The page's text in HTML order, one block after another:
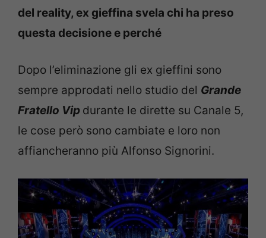
del reality, ex gieffina svela chi ha preso
questa decisione e perché
Dopo l’eliminazione gli ex gieffini sono
sempre approdati nello studio del Grande
Fratello Vip durante le dirette su Canale 5,
le cose però sono cambiate e loro non
affiancheranno più Alfonso Signorini.